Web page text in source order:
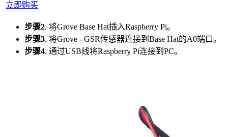
立即购买
步骤2. 将Grove Base Hat插入Raspberry Pi。
步骤3. 将Grove - GSR传感器连接到Base Hat的A0端口。
步骤4. 通过USB线将Raspberry Pi连接到PC。